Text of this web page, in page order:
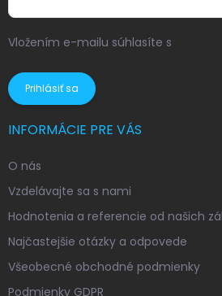
Vložením e-mailu súhlasíte s
Prihlásiť sa
INFORMÁCIE PRE VÁS
O nás
Vzdelávajte sa s nami
Hodnotenia a referencie od našich
Najčastejšie otázky a odpovede
Všeobecné obchodné podmienky
Podmienky GDPR